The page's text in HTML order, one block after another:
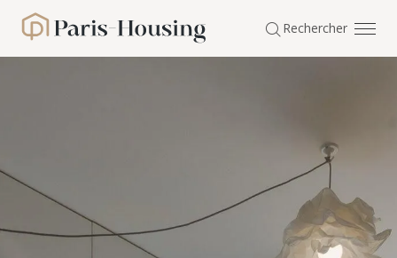
Paris-Housing - Accueil Rechercher
Panneau de gestion des cookies